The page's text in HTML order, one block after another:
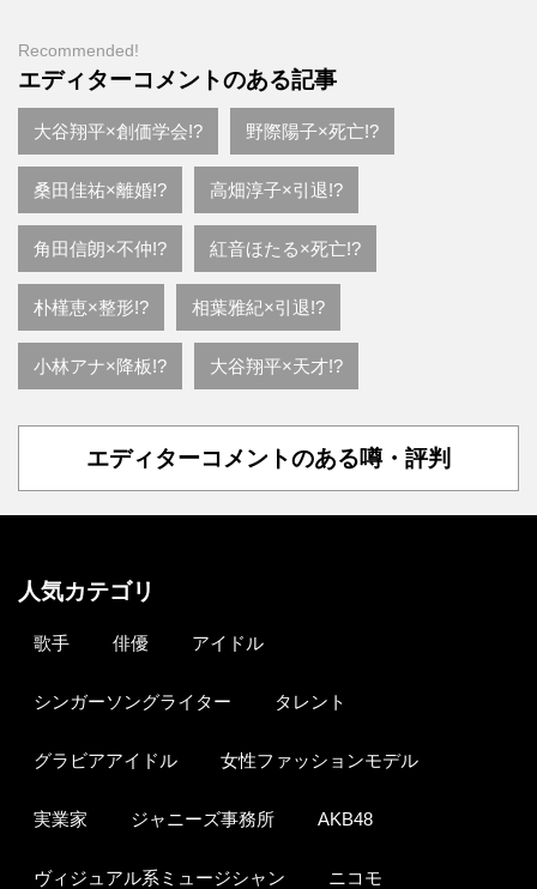
Recommended!
エディターコメントのある記事
大谷翔平×創価学会!? 野際陽子×死亡!?
桑田佳祐×離婚!? 高畑淳子×引退!?
角田信朗×不仲!? 紅音ほたる×死亡!?
朴槿恵×整形!? 相葉雅紀×引退!?
小林アナ×降板!? 大谷翔平×天才!?
エディターコメントのある噂・評判
人気カテゴリ
歌手 俳優 アイドル
シンガーソングライター タレント
グラビアアイドル 女性ファッションモデル
実業家 ジャニーズ事務所 AKB48
ヴィジュアル系ミュージシャン ニコモ